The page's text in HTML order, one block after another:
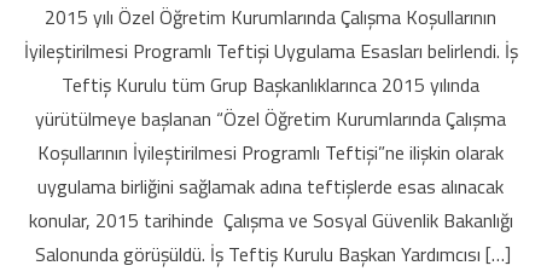
program
dahilinde
özel
eğitim
kurumlarını
TEFTİŞ
2015 yılı Özel Öğretim Kurumlarında Çalışma Koşullarının
İyileştirilmesi Programlı Teftişi Uygulama Esasları belirlendi. İş
Teftiş Kurulu tüm Grup Başkanlıklarınca 2015 yılında
yürütülmeye başlanan “Özel Öğretim Kurumlarında Çalışma
Koşullarının İyileştirilmesi Programlı Teftişi”ne ilişkin olarak
uygulama birliğini sağlamak adına teftişlerde esas alınacak
konular, 2015 tarihinde Çalışma ve Sosyal Güvenlik Bakanlığı
Salonunda görüşüldü. İş Teftiş Kurulu Başkan Yardımcısı […]